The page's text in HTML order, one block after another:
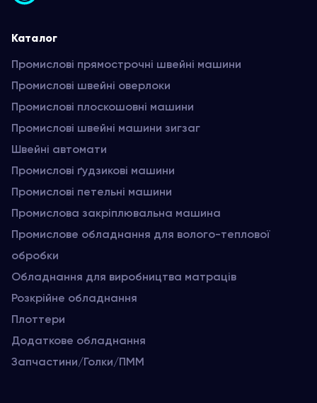
Каталог
Промислові прямострочні швейні машини
Промислові швейні оверлоки
Промислові плоскошовні машини
Промислові швейні машини зигзаг
Швейні автомати
Промислові ґудзикові машини
Промислові петельні машини
Промислова закріплювальна машина
Промислове обладнання для волого-теплової
обробки
Обладнання для виробництва матраців
Розкрійне обладнання
Плоттери
Додаткове обладнання
Запчастини/Голки/ПММ